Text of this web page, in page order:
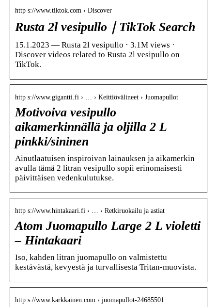
http s://www.tiktok.com › Discover
Rusta 2l vesipullo｜TikTok Search
15.1.2023 — Rusta 2l vesipullo · 3.1M views ·
Discover videos related to Rusta 2l vesipullo on
TikTok.
http s://www.gigantti.fi › … › Keittiövälineet › Juomapullot
Motivoiva vesipullo
aikamerkinnällä ja oljilla 2 L
pinkki/sininen
Ainutlaatuisen inspiroivan lainauksen ja aikamerkin
avulla tämä 2 litran vesipullo sopii erinomaisesti
päivittäisen vedenkulutukse.
http s://www.hintakaari.fi › … › Retkiruokailu ja astiat
Atom Juomapullo Large 2 L violetti
– Hintakaari
Iso, kahden litran juomapullo on valmistettu
kestävästä, kevyestä ja turvallisesta Tritan-muovista.
http s://www.karkkainen.com › juomapullot-24685501